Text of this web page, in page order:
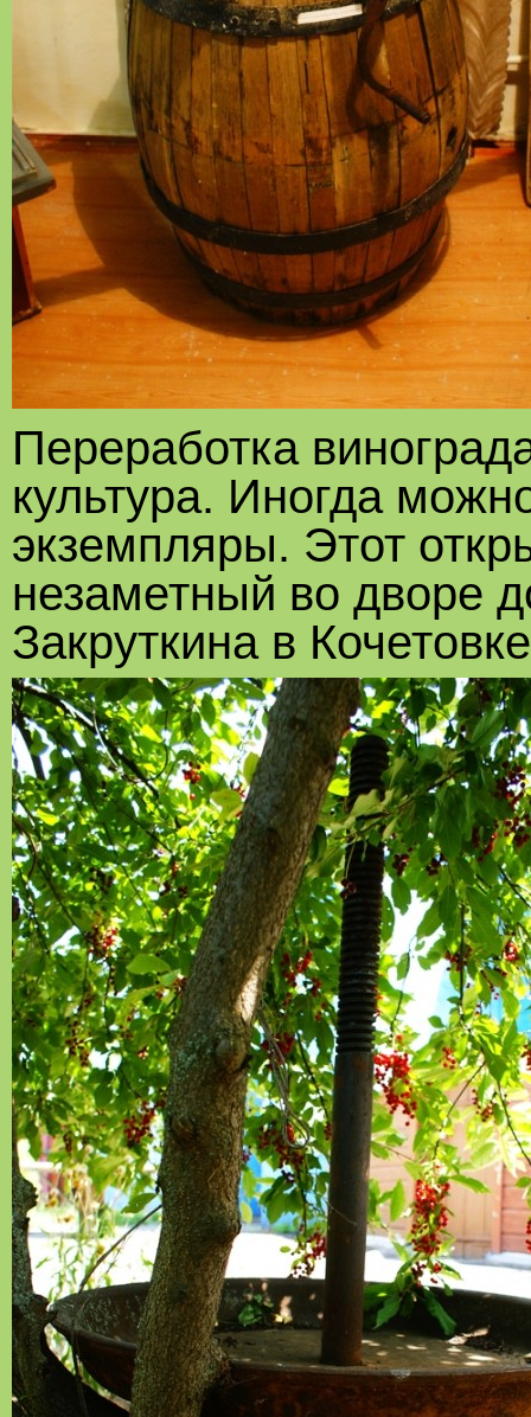
Переработка
культура. Иногда
экземпляры. Этот
незаметный во дворе
Закруткина в